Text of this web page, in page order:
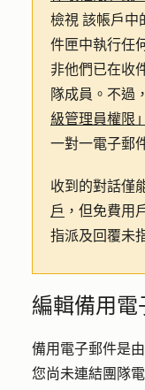
檢視 該帳戶中
件匣中執行任
非他們已在收
隊成員。不過
級管理員權限」
一對一電子郵
收到的對話僅
戶 ，但免費用
指派及回覆未
編輯備用電
備用電子郵件是
您尚未連結團隊